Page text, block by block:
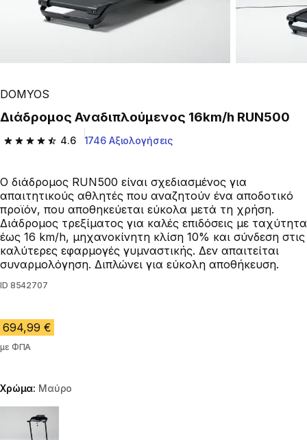
DOMYOS
Διάδρομος Αναδιπλούμενος 16km/h RUN500
4.6
4.6 out of 5 stars from 1746 reviews
1746 Αξιολογήσεις
Ο διάδρομος RUN500 είναι σχεδιασμένος για
απαιτητικούς αθλητές που αναζητούν ένα αποδοτικό
προϊόν, που αποθηκεύεται εύκολα μετά τη χρήση.
Διάδρομος τρεξίματος για καλές επιδόσεις με ταχύτητα
έως 16 km/h, μηχανοκίνητη κλίση 10% και σύνδεση στις
καλύτερες εφαρμογές γυμναστικής. Δεν απαιτείται
συναρμολόγηση. Διπλώνει για εύκολη αποθήκευση.
ID 8542707
694,99 €
με ΦΠΑ
Χρώμα: Μαύρο
Choose a variant